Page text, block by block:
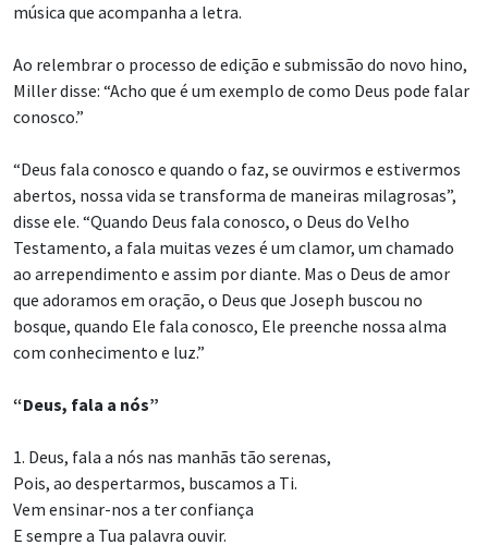
música que acompanha a letra.
Ao relembrar o processo de edição e submissão do novo hino,
Miller disse: “Acho que é um exemplo de como Deus pode falar
conosco.”
“Deus fala conosco e quando o faz, se ouvirmos e estivermos
abertos, nossa vida se transforma de maneiras milagrosas”,
disse ele. “Quando Deus fala conosco, o Deus do Velho
Testamento, a fala muitas vezes é um clamor, um chamado
ao arrependimento e assim por diante. Mas o Deus de amor
que adoramos em oração, o Deus que Joseph buscou no
bosque, quando Ele fala conosco, Ele preenche nossa alma
com conhecimento e luz.”
“Deus, fala a nós”
1. Deus, fala a nós nas manhãs tão serenas,
Pois, ao despertarmos, buscamos a Ti.
Vem ensinar-nos a ter confiança
E sempre a Tua palavra ouvir.